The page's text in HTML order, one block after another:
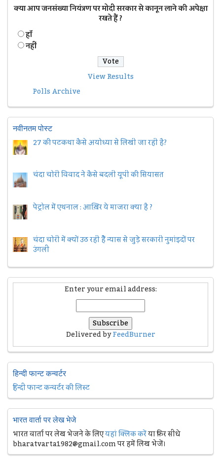
क्या आप जनसंख्या नियंत्रण पर मोदी सरकार से कानून लाने की अपेक्षा
रखते हैं ?
हॉं
नहीं
View Results
Polls Archive
नवीनतम पोस्ट
27 की पटकथा कैसे अयोध्या से लिखी जा रही है?
चंदा चोरी विवाद ने कैसे बदली यूपी की सियासत
पेट्रोल में एथनाल : आख़िर ये माजरा क्या है ?
चंदा चोरी में क्यों उठ रही हैैं न्यास से जुड़े सरकारी नुमांइदों पर
उंगली
Enter your email address:
Delivered byFeedBurner
हिन्दी फान्ट कन्वर्टर
हिन्दी फान्ट कन्वर्टर की लिस्ट
भारत वार्ता पर लेख भेजे
भारत वार्ता पर लेख भेजने के लिएयहां क्लिक करेंया फिर सीधे
bharatvarta1982@gmail.com पर हमें लिख भेजें।